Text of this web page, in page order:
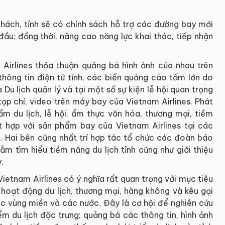
tỉnh sẽ có chính sách hỗ trợ các đường bay mới
đồng thời, nâng cao năng lực khai thác, tiếp nhận
thỏa thuận quảng bá hình ảnh của nhau trên
tin điện tử tỉnh, các biển quảng cáo tấm lớn do
lịch quản lý và tại một số sự kiện lễ hội quan trọng
chí, video trên máy bay của Vietnam Airlines. Phát
du lịch, lễ hội, ẩm thực văn hóa, thương mại, tiềm
với sản phẩm bay của Vietnam Airlines tại các
Hai bên cũng nhất trí hợp tác tổ chức các đoàn báo
tìm hiểu tiềm năng du lịch tỉnh cũng như giới thiệu
Airlines có ý nghĩa rất quan trọng với mục tiêu
động du lịch, thương mại, hàng không và kêu gọi
vùng miền và các nước. Đây là cơ hội để nghiên cứu
du lịch đặc trưng; quảng bá các thông tin, hình ảnh